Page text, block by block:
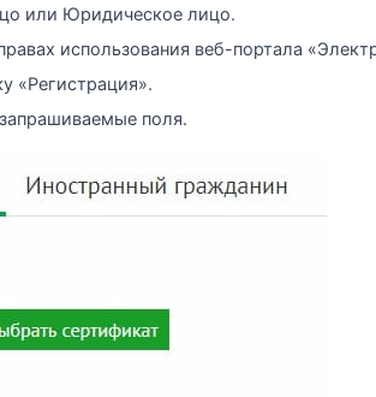
или Юридическое лицо.
использования веб-портала
«Регистрация».
поля.